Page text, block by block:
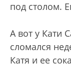
под столом.
А вот у Кати
сломался
Катя и ее